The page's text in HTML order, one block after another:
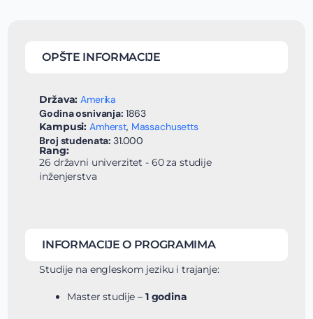
OPŠTE INFORMACIJE
Država:Amerika
Godina osnivanja: 1863
Kampusi: Amherst, Massachusetts
Broj studenata: 31.000
Rang:
26 državni univerzitet - 60 za studije
inženjerstva
INFORMACIJE O PROGRAMIMA
Studije na engleskom jeziku i trajanje:
Master studije – 1 godina